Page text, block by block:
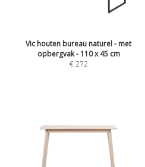
Vic houten bureau naturel - met
opbergvak - 110 x 45 cm
€272